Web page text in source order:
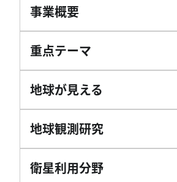
事業概要
重点テーマ
地球が見える
地球観測研究
衛星利用分野